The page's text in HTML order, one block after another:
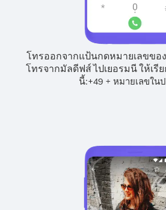
โทรออกจากแป้นกดหมายเลขขอ
โทรจากมัลดีฟส์ ไปเยอรมนี ให้เรี
นี้:+49 + หมายเลขใน